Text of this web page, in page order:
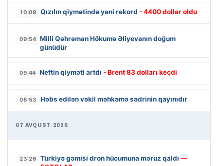
10:09 Qızılın qiymətində yeni rekord - 4400 dollar oldu
09:54 Milli Qəhrəman Hökumə Əliyevanın doğum
günüdür
09:44 Neftin qiyməti artdı - Brent 83 dolları keçdi
08:53 Həbs edilən vəkil məhkəmə sədrinin qayınıdır
07 AVQUST 2026
23:26 Türkiyə gəmisi dron hücumuna məruz qaldı —